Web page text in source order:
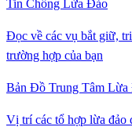
Tin Chống Lừa Đảo
Đọc về các vụ bắt giữ,
trường hợp của bạn
Bản Đồ Trung Tâm Lừa
Vị trí các tổ hợp lừa đảo